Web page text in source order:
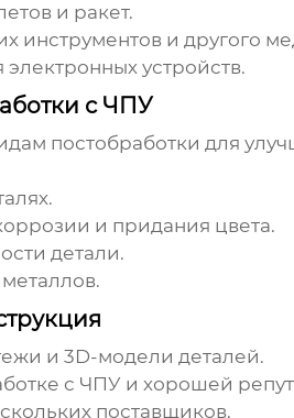
и ракет.
инструментов и другого
устройств.
с ЧПУ
постобработки для
и придания цвета.
детали.
и 3D-модели деталей.
с ЧПУ и хорошей
поставщиков.